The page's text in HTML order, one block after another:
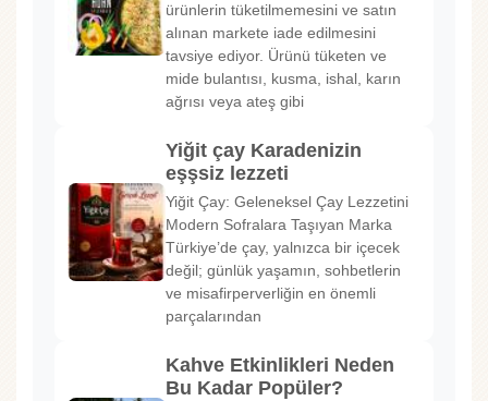
ürünlerin tüketilmemesini ve satın
alınan markete iade edilmesini
tavsiye ediyor. Ürünü tüketen ve
mide bulantısı, kusma, ishal, karın
ağrısı veya ateş gibi
Yiğit çay Karadenizin
eşşsiz lezzeti
Yiğit Çay: Geleneksel Çay Lezzetini
Modern Sofralara Taşıyan Marka
Türkiye’de çay, yalnızca bir içecek
değil; günlük yaşamın, sohbetlerin
ve misafirperverliğin en önemli
parçalarından
Kahve Etkinlikleri Neden
Bu Kadar Popüler?